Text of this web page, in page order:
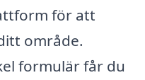
för att
område.
formulär får du